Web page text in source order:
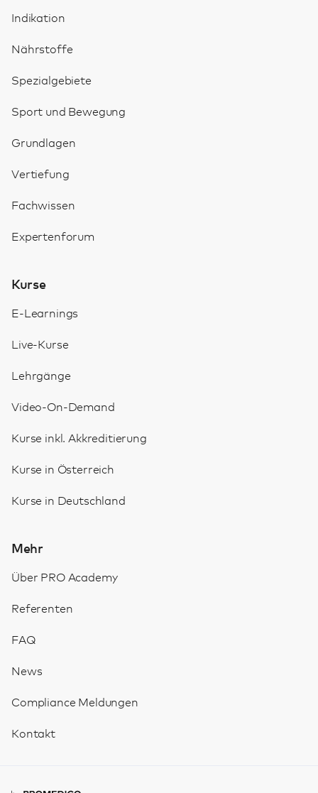
Indikation
Nährstoffe
Spezialgebiete
Sport und Bewegung
Grundlagen
Vertiefung
Fachwissen
Expertenforum
Kurse
E-Learnings
Live-Kurse
Lehrgänge
Video-On-Demand
Kurse inkl. Akkreditierung
Kurse in Österreich
Kurse in Deutschland
Mehr
Über PRO Academy
Referenten
FAQ
News
Compliance Meldungen
Kontakt